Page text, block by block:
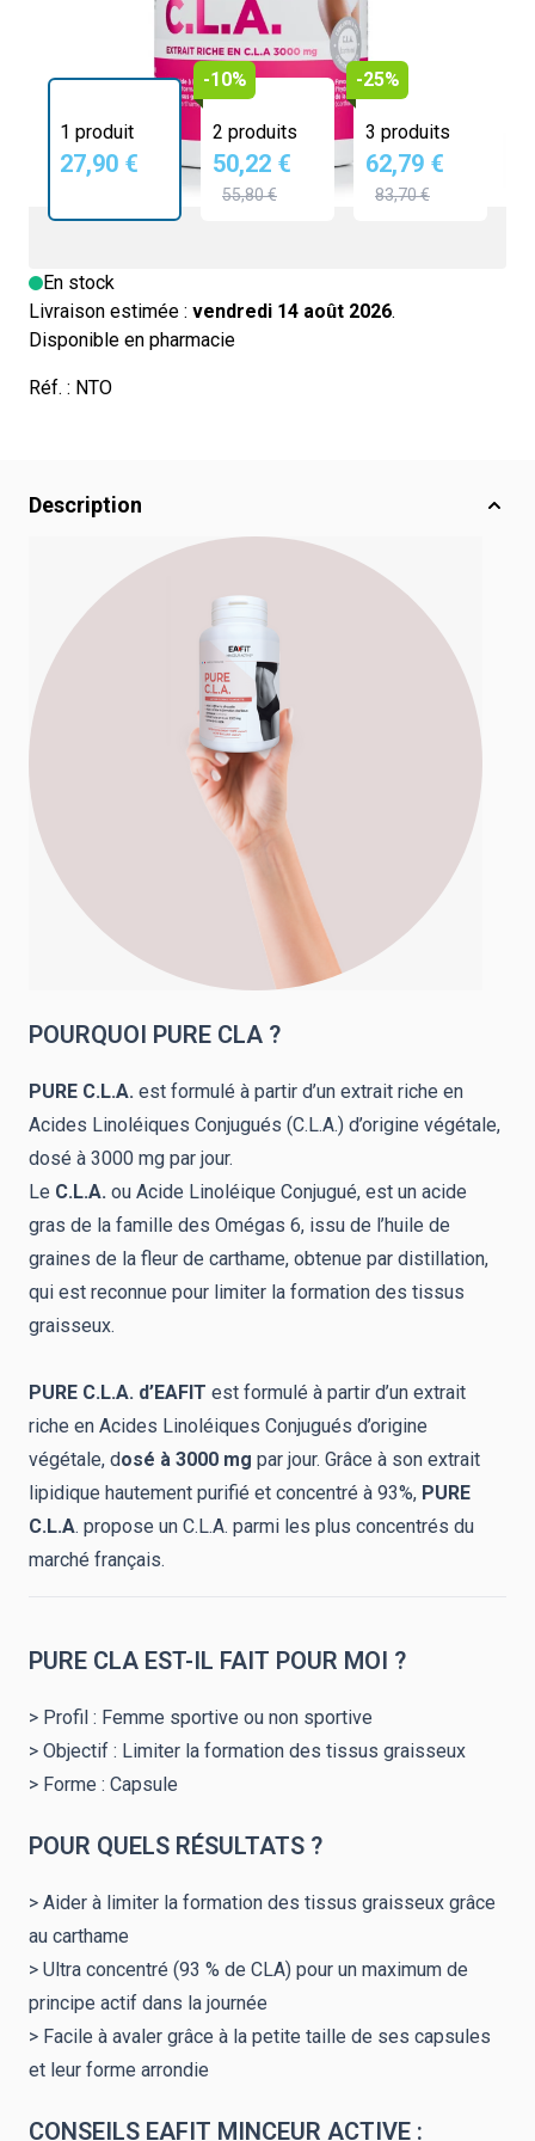
1 produit
27,90 €
-10%
2 produits
50,22 €
55,80 €
-25%
3 produits
62,79 €
83,70 €
En stock
Livraison estimée : vendredi 14 août 2026.
Disponible en pharmacie
Réf. : NTO
Description
POURQUOI PURE CLA ?
PURE C.L.A. est formulé à partir d’un extrait riche en
Acides Linoléiques Conjugués (C.L.A.) d’origine végétale,
dosé à 3000 mg par jour.
Le C.L.A. ou Acide Linoléique Conjugué, est un acide
gras de la famille des Omégas 6, issu de l’huile de
graines de la fleur de carthame, obtenue par distillation,
qui est reconnue pour limiter la formation des tissus
graisseux.
PURE C.L.A. d’EAFIT est formulé à partir d’un extrait
riche en Acides Linoléiques Conjugués d’origine
végétale, dosé à 3000 mg par jour. Grâce à son extrait
lipidique hautement purifié et concentré à 93%, PURE
C.L.A. propose un C.L.A. parmi les plus concentrés du
marché français.
PURE CLA EST-IL FAIT POUR MOI ?
> Profil : Femme sportive ou non sportive
> Objectif : Limiter la formation des tissus graisseux
> Forme : Capsule
POUR QUELS RÉSULTATS ?
> Aider à limiter la formation des tissus graisseux grâce
au carthame
> Ultra concentré (93 % de CLA) pour un maximum de
principe actif dans la journée
> Facile à avaler grâce à la petite taille de ses capsules
et leur forme arrondie
CONSEILS EAFIT MINCEUR ACTIVE :